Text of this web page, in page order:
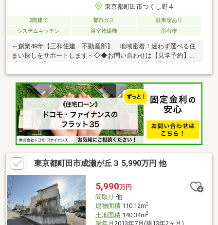
東京都町田市つくし野４
2階建て 都市ガス
駐車場あり
システムキッチン
浴室乾燥機 所有権
～創業48年【三和住建 不動産部】 地域密着！迷わず選べる住
まい探しをサポートします～◇◆お問い合わせは【見学予約】
では分からない光の入り方や空気の質があります■玄関の雰囲気
や室内の静けさは、現地でしか判断できません■生活導線の使い
やすさは、歩くと印象が大きく変わります■リビングの明るさ・
収納の配置・音の響き方は体感するのがおすすめです■ご希望の
日時を一つだけお伝えいただければ、すぐにご案内できます■住
宅ローンのご相談、お住替えやご売却の相談も無料で承ります■
インターネットからお気軽にお問い合わせください
東京都町田市成瀬が丘３ 5,990万円 他
5,990万円
間取り 他
建物面積110.12m2
土地面積140.34m2
築年月 2013年7月(築13年2ヶ月)